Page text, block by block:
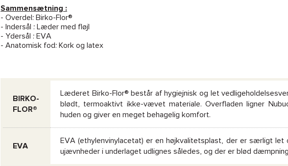
Sammensætning :
- Overdel: Birko-Flor®
- Indersål : Læder med fløjl
- Ydersål : EVA
- Anatomisk fod: Kork og latex
BIRKO-
FLOR®
Læderet Birko-Flor® består af hygiejnisk og let
blødt, termoaktivt ikke-vævet materiale. Overfladen ligner
huden og giver en meget behagelig komfort.
EVA
EVA (ethylenvinylacetat) er en højkvalitetsplast, der er særligt
ujævnheder i underlaget udlignes således, og der er blød